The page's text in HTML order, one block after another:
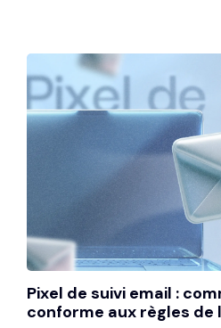
Pixel de suivi email :
conforme aux règles de